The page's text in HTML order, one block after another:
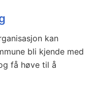
kan
bli kjende med
få høve til å